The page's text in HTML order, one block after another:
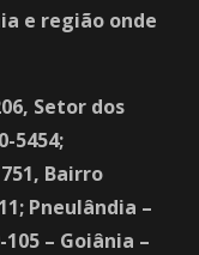
e região onde
Setor dos
5454;
Bairro
Pneulândia –
– Goiânia –